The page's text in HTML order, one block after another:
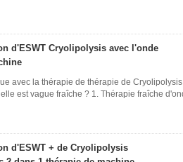
d'ESWT Cryolipolysis avec l'onde
avec la thérapie de thérapie de
est vague fraîche ? 1. Thérapie fraîche
d'ESWT + de Cryolipolysis